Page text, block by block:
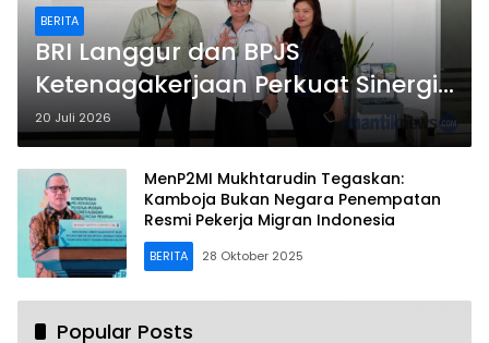
BERITA
BRI Langgur dan BPJS
Ketenagakerjaan Perkuat Sinergi
Dukung Pekerja dan UMKM
20 Juli 2026
MenP2MI Mukhtarudin Tegaskan:
Kamboja Bukan Negara Penempatan
Resmi Pekerja Migran Indonesia
BERITA 28 Oktober 2025
Popular Posts